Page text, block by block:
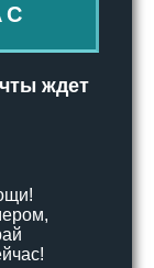
ждет